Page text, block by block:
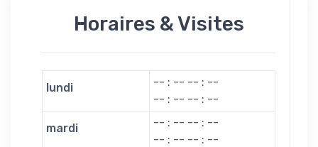
Horaires & Visites
lundi
-- : -- -- : --
-- : -- -- : --
mardi
-- : -- -- : --
-- : -- -- : --